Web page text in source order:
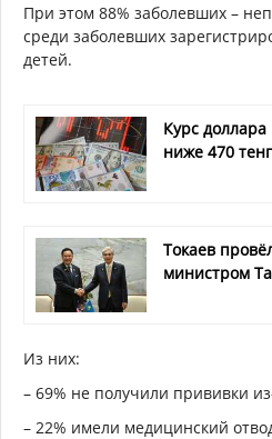
При этом 88% заболевших –
среди заболевших
детей.
Курс доллара
ниже 470
Токаев
министром
Из них:
– 69% не получили прививки
– 22% имели медицинский